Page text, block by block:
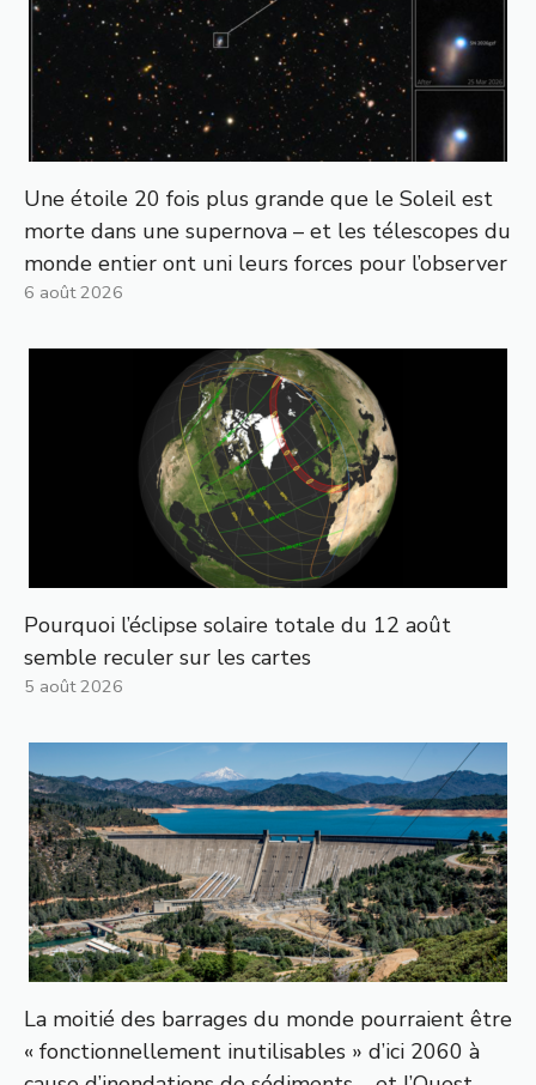
Une étoile 20 fois plus grande que le Soleil est
morte dans une supernova – et les télescopes du
monde entier ont uni leurs forces pour l’observer
6 août 2026
Pourquoi l’éclipse solaire totale du 12 août
semble reculer sur les cartes
5 août 2026
La moitié des barrages du monde pourraient être
« fonctionnellement inutilisables » d’ici 2060 à